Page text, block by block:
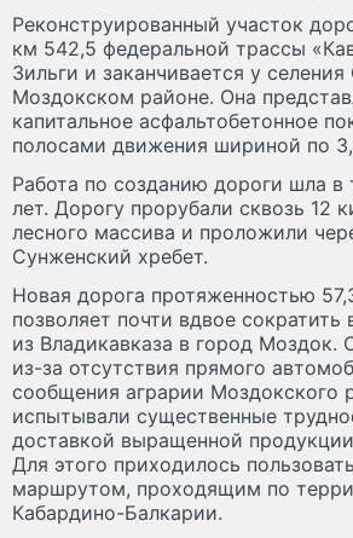
Реконструированный участок
км 542,5 федеральной трассы
Зильги и заканчивается у селения
Моздокском районе. Она
капитальное асфальтобетонное
полосами движения шириной по
Работа по созданию дороги шла в
лет. Дорогу прорубали сквозь 12
лесного массива и проложили
Сунженский хребет.
Новая дорога протяженностью
позволяет почти вдвое сократить
из Владикавказа в город Моздок.
из-за отсутствия прямого
сообщения аграрии Моздокского
испытывали существенные
доставкой выращенной
Для этого приходилось
маршрутом, проходящим по
Кабардино-Балкарии.